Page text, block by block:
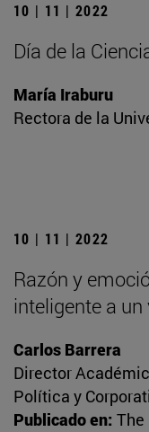
10 | 11 | 2022
Día de la
María Iraburu
Rectora de la
10 | 11 | 2022
Razón y
inteligente a
Carlos Barrera
Director
Política y
Publicado en: The